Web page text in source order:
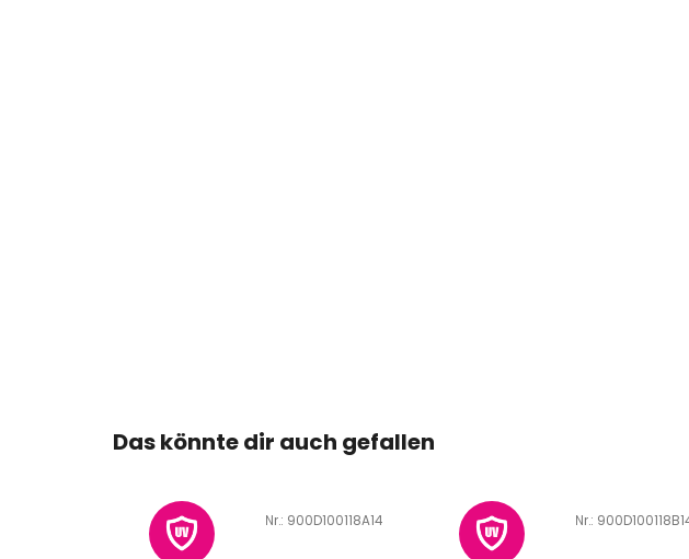
Das könnte dir auch gefallen
Art.-Nr.: 900D100118A14 Art.-Nr.: